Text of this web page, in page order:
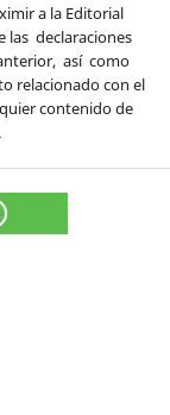
a la Editorial
las declaraciones
así como
relacionado con el
contenido de